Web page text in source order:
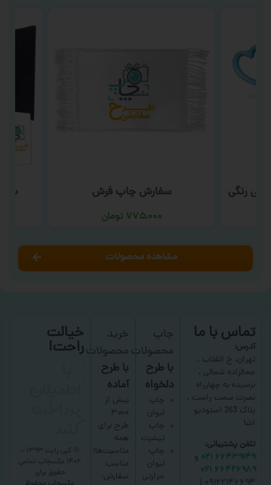
رنگی سفارش چاپ فرش
۷۷۵,۰۰۰ تومان
مشاهده محصولات
تماس با ما
آدرس:
تهران، خ انقلاب ،
جمالزاده شمالی ،
نرسیده به چهارراه
نصرت سمت راست ،
پلاک 263 استودیو
اشا
تلفن پشتیبانی:
۶۶۴۳۹۱۴۹ ۰۲۱
و
۶۶۴۲۶۹۸۹ ۰۲۱
چاپ
محصولات
با طرح
دلخواه
چاپ
لیوان
چاپ
تیشرت
چاپ
لیوان
حرارتی
خرید
محصولات
با طرح
آماده
بیش از
۳۰۰۰
طرح برای
همه
مناسبت‌ها؛
مناسب
سفارش:
خیالت
راحت!
۱۴۰۲ عکسچاپ
تمامی
حقوق برای